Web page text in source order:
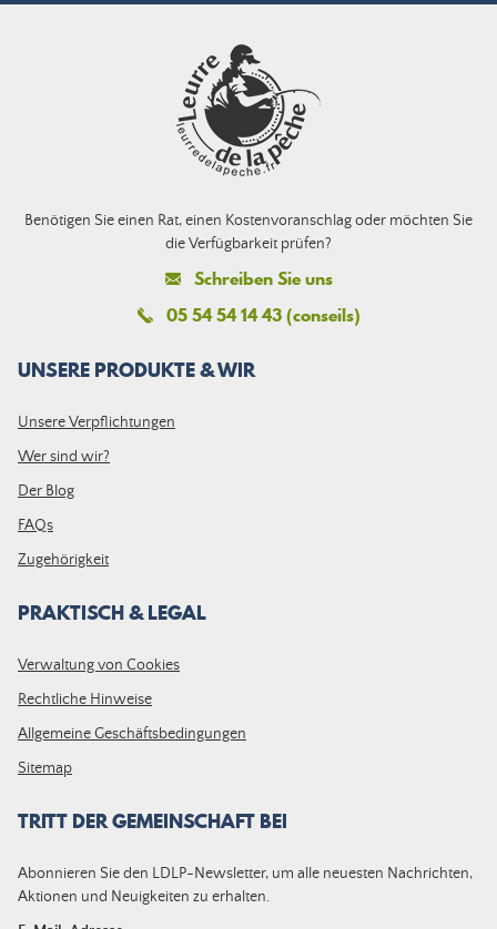
Benötigen Sie einen Rat, einen Kostenvoranschlag oder möchten Sie
die Verfügbarkeit prüfen?
Schreiben Sie uns
05 54 54 14 43 (conseils)
UNSERE PRODUKTE & WIR
Unsere Verpflichtungen
Wer sind wir?
Der Blog
FAQs
Zugehörigkeit
PRAKTISCH & LEGAL
Verwaltung von Cookies
Rechtliche Hinweise
Allgemeine Geschäftsbedingungen
Sitemap
TRITT DER GEMEINSCHAFT BEI
Abonnieren Sie den LDLP-Newsletter, um alle neuesten Nachrichten,
Aktionen und Neuigkeiten zu erhalten.